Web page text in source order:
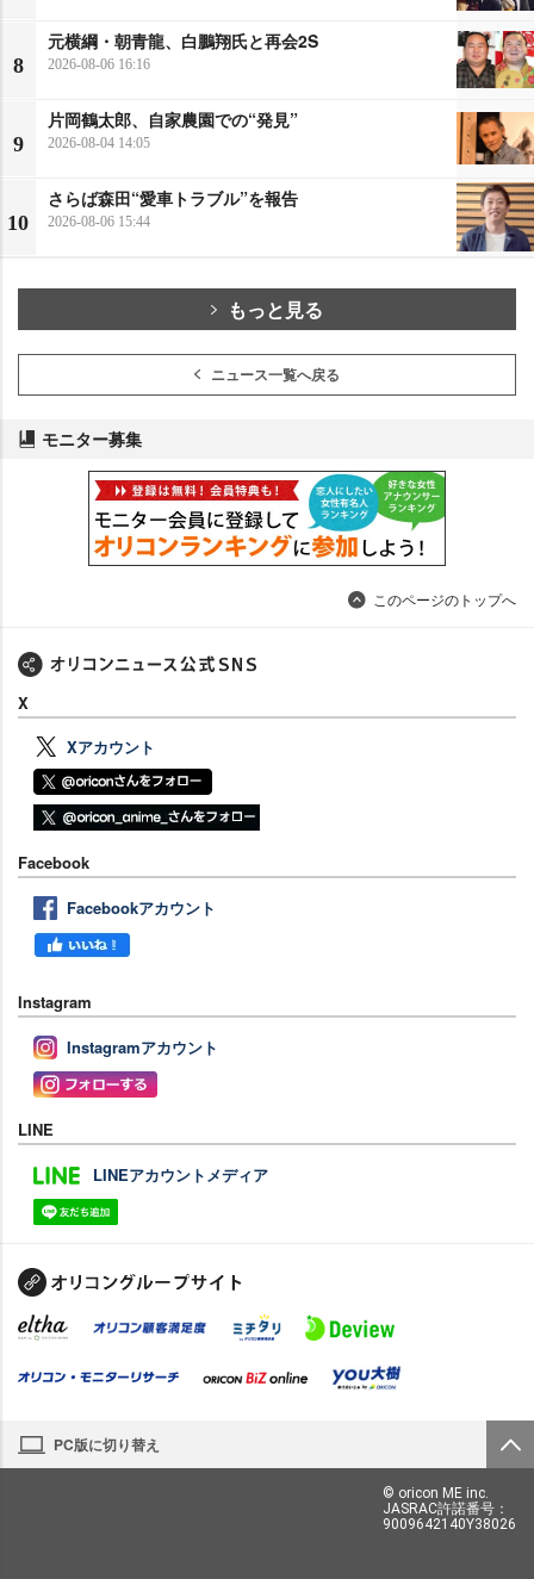
8
元横綱・朝青龍、白鵬翔氏と再会2S
2026-08-06 16:16
9
片岡鶴太郎、自家農園での“発見”
2026-08-04 14:05
10
さらば森田“愛車トラブル”を報告
2026-08-06 15:44
もっと見る
ニュース一覧へ戻る
モニター募集
このページのトップへ
X
Xアカウント
Facebook
Facebookアカウント
Instagram
Instagramアカウント
LINE
LINEアカウントメディア
PC版に切り替え
© oricon ME inc.
JASRAC許諾番号：
9009642140Y38026